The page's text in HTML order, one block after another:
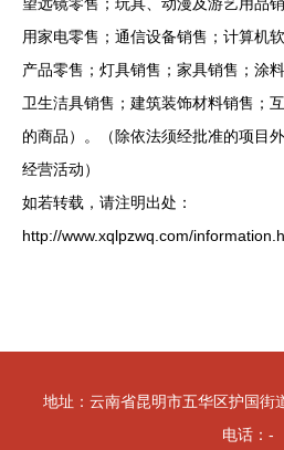
用家电零售；通信设备销售；计算机
产品零售；灯具销售；家具销售；涂
卫生洁具销售；建筑装饰材料销售；
的商品）。（除依法须经批准的项目
经营活动）
如若转载，请注明出处：
http://www.xqlpzwq.com/
地址：云南省昆明市五华区护国街
电话：-